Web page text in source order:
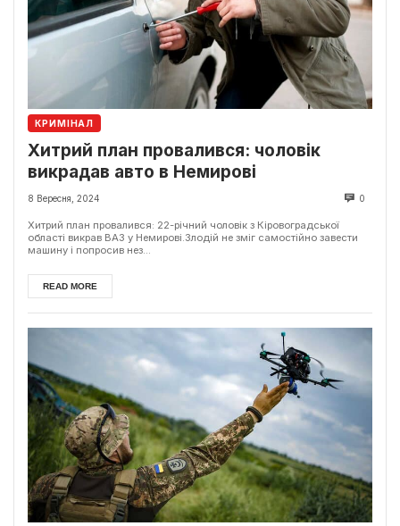
КРИМІНАЛ
Хитрий план провалився: чоловік
викрадав авто в Немирові
8 Вересня, 2024 0
Хитрий план провалився: 22-річний чоловік з Кіровоградської
області викрав ВАЗ у Немирові.Злодій не зміг самостійно завести
машину і попросив нез...
READ MORE